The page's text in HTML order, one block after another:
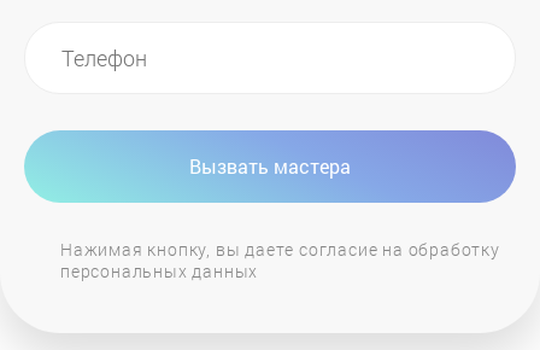
Hajdu
Hansa
Вызвать мастера
Нажимая кнопку, вы даете согласие на обработку
персональных данных